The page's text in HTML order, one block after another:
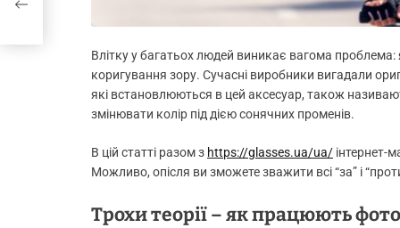
Влітку у багатьох людей виникає вагома
коригування зору. Сучасні виробники вигадали
які встановлюються в цей аксесуар, також
змінювати колір під дією сонячних променів.
В цій статті разом з https://glasses.ua/ua/ інтернет-
Можливо, опісля ви зможете зважити всі “за” і
Трохи теорії – як працюють